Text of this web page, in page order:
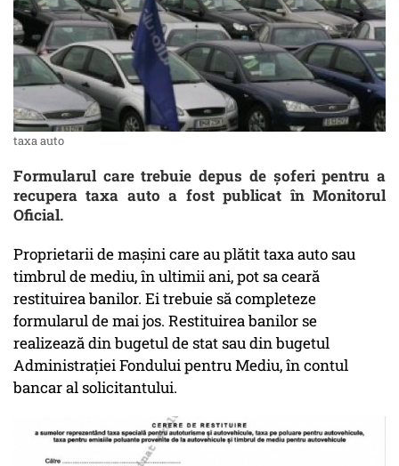
taxa auto
Formularul care trebuie depus de șoferi pentru a
recupera taxa auto a fost publicat în Monitorul
Oficial.
Proprietarii de mașini care au plătit taxa auto sau
timbrul de mediu, în ultimii ani, pot sa ceară
restituirea banilor. Ei trebuie să completeze
formularul de mai jos. Restituirea banilor se
realizează din bugetul de stat sau din bugetul
Administrației Fondului pentru Mediu, în contul
bancar al solicitantului.